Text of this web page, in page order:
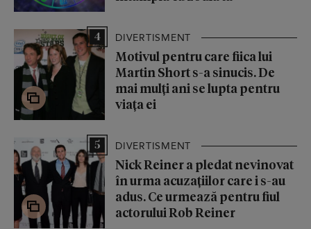
4 DIVERTISMENT
Motivul pentru care fiica lui
Martin Short s-a sinucis. De
mai mulți ani se lupta pentru
viața ei
5 DIVERTISMENT
Nick Reiner a pledat nevinovat
în urma acuzațiilor care i s-au
adus. Ce urmează pentru fiul
actorului Rob Reiner